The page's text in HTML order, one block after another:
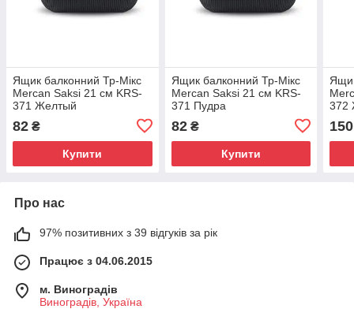
Ящик балконний Тр-Мікс
Mercan Saksi 21 см KRS-
371 Желтый
82 ₴
Купити
Ящик балконний Тр-Мікс
Mercan Saksi 21 см KRS-
371 Пудра
82₴
Купити
372
150
Про нас
97% позитивних з 39 відгуків за рік
Працює з 04.06.2015
м. Виноградів
Виноградів, Україна